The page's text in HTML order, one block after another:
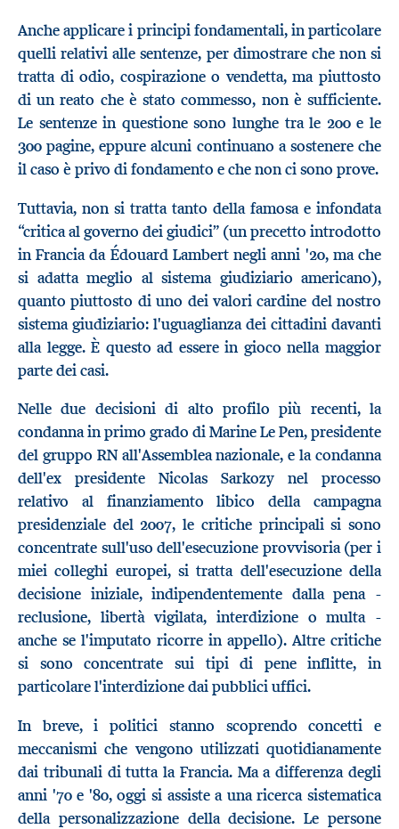
Anche applicare i principi fondamentali, in particolare
quelli relativi alle sentenze, per dimostrare che non si
tratta di odio, cospirazione o vendetta, ma piuttosto
di un reato che è stato commesso, non è sufficiente.
Le sentenze in questione sono lunghe tra le 200 e le
300 pagine, eppure alcuni continuano a sostenere che
il caso è privo di fondamento e che non ci sono prove.
Tuttavia, non si tratta tanto della famosa e infondata
“critica al governo dei giudici” (un precetto introdotto
in Francia da Édouard Lambert negli anni '20, ma che
si adatta meglio al sistema giudiziario americano),
quanto piuttosto di uno dei valori cardine del nostro
sistema giudiziario: l'uguaglianza dei cittadini davanti
alla legge. È questo ad essere in gioco nella maggior
parte dei casi.
Nelle due decisioni di alto profilo più recenti, la
condanna in primo grado di Marine Le Pen, presidente
del gruppo RN all'Assemblea nazionale, e la condanna
dell'ex presidente Nicolas Sarkozy nel processo
relativo al finanziamento libico della campagna
presidenziale del 2007, le critiche principali si sono
concentrate sull'uso dell'esecuzione provvisoria (per i
miei colleghi europei, si tratta dell'esecuzione della
decisione iniziale, indipendentemente dalla pena -
reclusione, libertà vigilata, interdizione o multa -
anche se l'imputato ricorre in appello). Altre critiche
si sono concentrate sui tipi di pene inflitte, in
particolare l'interdizione dai pubblici uffici.
In breve, i politici stanno scoprendo concetti e
meccanismi che vengono utilizzati quotidianamente
dai tribunali di tutta la Francia. Ma a differenza degli
anni '70 e '80, oggi si assiste a una ricerca sistematica
della personalizzazione della decisione. Le persone